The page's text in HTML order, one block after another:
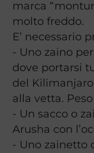
marca
molto freddo.
E’ necessario
- Uno zaino
dove portarsi
del
alla vetta.
- Un sacco o
Arusha con
- Uno zainetto